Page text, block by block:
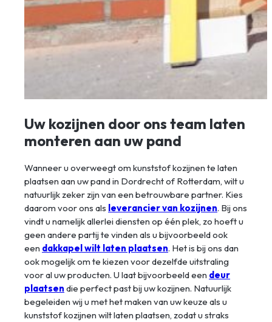
Uw kozijnen door ons team laten
monteren aan uw pand
Wanneer u overweegt om kunststof kozijnen te laten
plaatsen aan uw pand in Dordrecht of Rotterdam, wilt u
natuurlijk zeker zijn van een betrouwbare partner. Kies
daarom voor ons als leverancier van kozijnen. Bij ons
vindt u namelijk allerlei diensten op één plek, zo hoeft u
geen andere partij te vinden als u bijvoorbeeld ook
een dakkapel wilt laten plaatsen. Het is bij ons dan
ook mogelijk om te kiezen voor dezelfde uitstraling
voor al uw producten. U laat bijvoorbeeld een deur
plaatsen die perfect past bij uw kozijnen. Natuurlijk
begeleiden wij u met het maken van uw keuze als u
kunststof kozijnen wilt laten plaatsen, zodat u straks